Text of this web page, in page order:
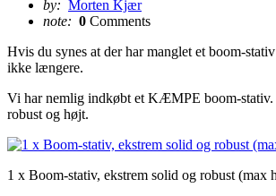
by: Morten Kjær
note: 0 Comments
Hvis du synes at der har manglet et boom-
ikke længere.
Vi har nemlig indkøbt et KÆMPE boom-stativ.
robust og højt.
1 x Boom-stativ, ekstrem solid og robust (max